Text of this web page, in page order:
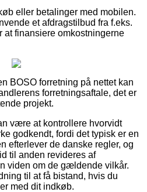
eller betalinger med mobilen.
et afdragstilbud fra f.eks.
finansiere omkostningerne
BOSO forretning på nettet kan
forretningsaftale, det er
projekt.
være at kontrollere hvorvidt
godkendt, fordi det typisk er en
efterlever de danske regler, og
til anden revideres af
viden om de gældende vilkår.
til at få bistand, hvis du
med dit indkøb.